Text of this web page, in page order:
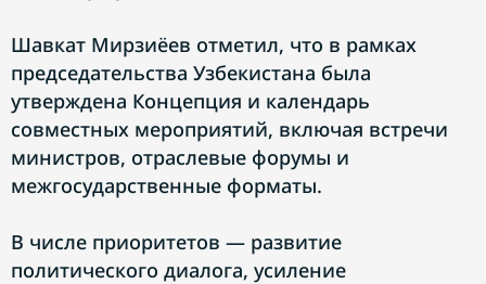
Шавкат Мирзиёев отметил, что в рамках
председательства Узбекистана была
утверждена Концепция и календарь
совместных мероприятий, включая встречи
министров, отраслевые форумы и
межгосударственные форматы.
В числе приоритетов — развитие
политического диалога, усиление